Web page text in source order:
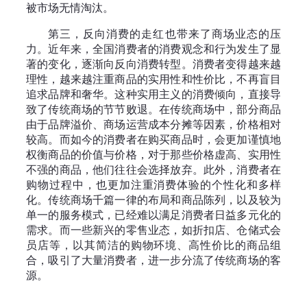
被市场无情淘汰。
第三，反向消费的走红也带来了商场业态的压
力。近年来，全国消费者的消费观念和行为发生了显
著的变化，逐渐向反向消费转型。消费者变得越来越
理性，越来越注重商品的实用性和性价比，不再盲目
追求品牌和奢华。这种实用主义的消费倾向，直接导
致了传统商场的节节败退。在传统商场中，部分商品
由于品牌溢价、商场运营成本分摊等因素，价格相对
较高。而如今的消费者在购买商品时，会更加谨慎地
权衡商品的价值与价格，对于那些价格虚高、实用性
不强的商品，他们往往会选择放弃。此外，消费者在
购物过程中，也更加注重消费体验的个性化和多样
化。传统商场千篇一律的布局和商品陈列，以及较为
单一的服务模式，已经难以满足消费者日益多元化的
需求。而一些新兴的零售业态，如折扣店、仓储式会
员店等，以其简洁的购物环境、高性价比的商品组
合，吸引了大量消费者，进一步分流了传统商场的客
源。